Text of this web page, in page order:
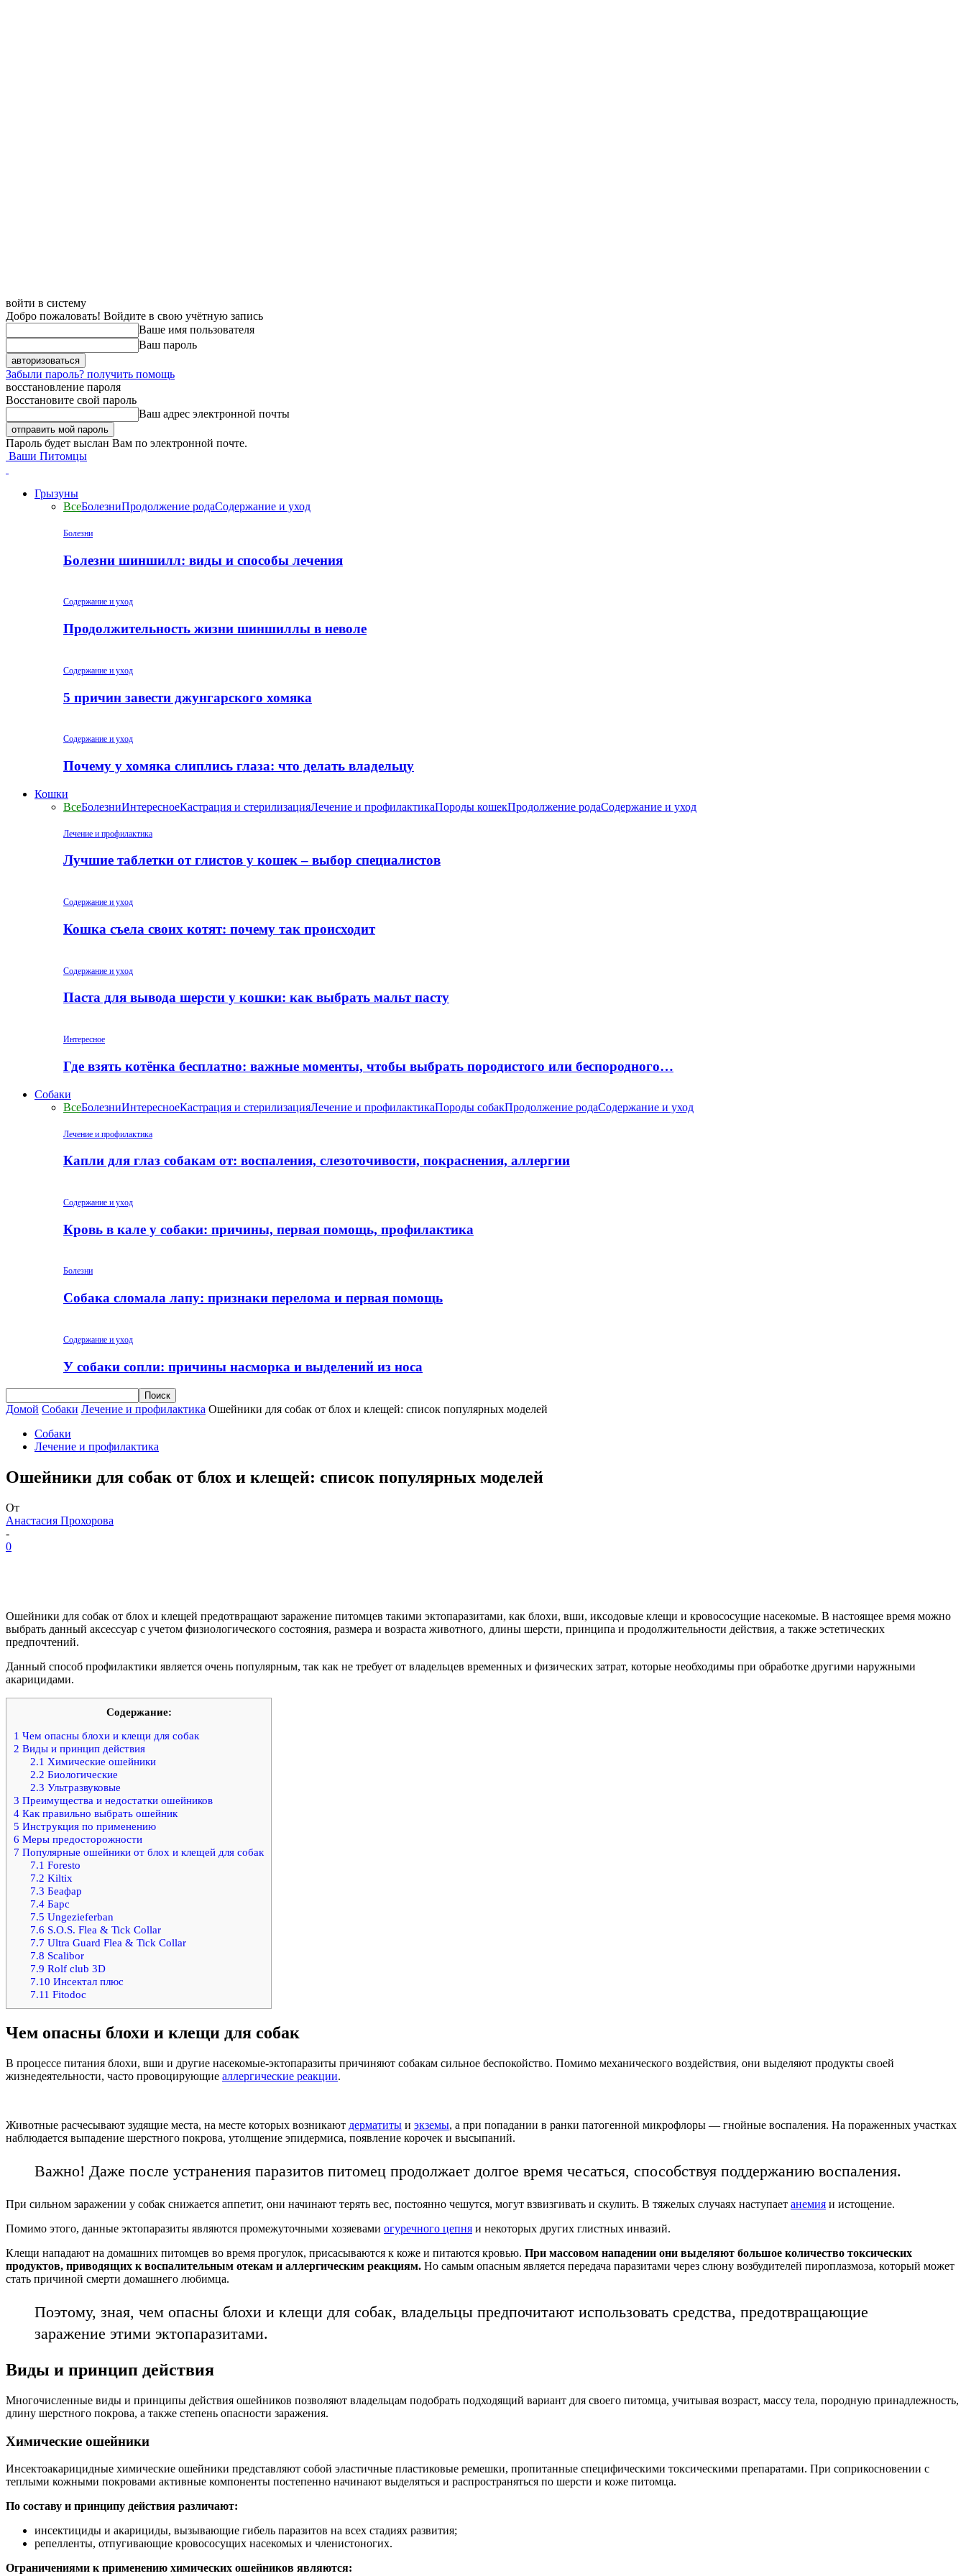
войти в систему
Добро пожаловать! Войдите в свою учётную запись
Ваше имя пользователя
Ваш пароль
Забыли пароль? получить помощь
восстановление пароля
Восстановите свой пароль
Ваш адрес электронной почты
Пароль будет выслан Вам по электронной почте.
Ваши Питомцы
Грызуны
ВсеБолезниПродолжение родаСодержание и уход
Болезни
Болезни шиншилл: виды и способы лечения
Содержание и уход
Продолжительность жизни шиншиллы в неволе
Содержание и уход
5 причин завести джунгарского хомяка
Содержание и уход
Почему у хомяка слиплись глаза: что делать владельцу
Кошки
ВсеБолезниИнтересноеКастрация и стерилизацияЛечение и профилактикаПороды кошекПродолжение родаСодержание и уход
Лечение и профилактика
Лучшие таблетки от глистов у кошек – выбор специалистов
Содержание и уход
Кошка съела своих котят: почему так происходит
Содержание и уход
Паста для вывода шерсти у кошки: как выбрать мальт пасту
Интересное
Где взять котёнка бесплатно: важные моменты, чтобы выбрать породистого или беспородного…
Собаки
ВсеБолезниИнтересноеКастрация и стерилизацияЛечение и профилактикаПороды собакПродолжение родаСодержание и уход
Лечение и профилактика
Капли для глаз собакам от: воспаления, слезоточивости, покраснения, аллергии
Содержание и уход
Кровь в кале у собаки: причины, первая помощь, профилактика
Болезни
Собака сломала лапу: признаки перелома и первая помощь
Содержание и уход
У собаки сопли: причины насморка и выделений из носа
Домой Собаки Лечение и профилактика Ошейники для собак от блох и клещей: список популярных моделей
Собаки
Лечение и профилактика
Ошейники для собак от блох и клещей: список популярных моделей
От
Анастасия Прохорова
-
0
Ошейники для собак от блох и клещей предотвращают заражение питомцев такими эктопаразитами, как блохи, вши, иксодовые клещи и кровососущие насекомые. В настоящее время можно
выбрать данный аксессуар с учетом физиологического состояния, размера и возраста животного, длины шерсти, принципа и продолжительности действия, а также эстетических
предпочтений.
Данный способ профилактики является очень популярным, так как не требует от владельцев временных и физических затрат, которые необходимы при обработке другими наружными
акарицидами.
Содержание:
1 Чем опасны блохи и клещи для собак
2 Виды и принцип действия
2.1 Химические ошейники
2.2 Биологические
2.3 Ультразвуковые
3 Преимущества и недостатки ошейников
4 Как правильно выбрать ошейник
5 Инструкция по применению
6 Меры предосторожности
7 Популярные ошейники от блох и клещей для собак
7.1 Foresto
7.2 Kiltix
7.3 Беафар
7.4Барс
7.5 Ungezieferban
7.6 S.O.S. Flea & Tick Collar
7.7 Ultra Guard Flea & Tick Collar
7.8 Scalibor
7.9 Rolf club 3D
7.10 Инсектал плюс
7.11 Fitodoc
Чем опасны блохи и клещи для собак
В процессе питания блохи, вши и другие насекомые-эктопаразиты причиняют собакам сильное беспокойство. Помимо механического воздействия, они выделяют продукты своей
жизнедеятельности, часто провоцирующие аллергические реакции.
Животные расчесывают зудящие места, на месте которых возникают дерматиты и экземы, а при попадании в ранки патогенной микрофлоры — гнойные воспаления. На пораженных участках
наблюдается выпадение шерстного покрова, утолщение эпидермиса, появление корочек и высыпаний.
Важно! Даже после устранения паразитов питомец продолжает долгое время чесаться, способствуя поддержанию воспаления.
При сильном заражении у собак снижается аппетит, они начинают терять вес, постоянно чешутся, могут взвизгивать и скулить. В тяжелых случаях наступает анемия и истощение.
Помимо этого, данные эктопаразиты являются промежуточными хозяевами огуречного цепня и некоторых других глистных инвазий.
Клещи нападают на домашних питомцев во время прогулок, присасываются к коже и питаются кровью. При массовом нападении они выделяют большое количество токсических
продуктов, приводящих к воспалительным отекам и аллергическим реакциям. Но самым опасным является передача паразитами через слюну возбудителей пироплазмоза, который может
стать причиной смерти домашнего любимца.
Поэтому, зная, чем опасны блохи и клещи для собак, владельцы предпочитают использовать средства, предотвращающие
заражение этими эктопаразитами.
Виды и принцип действия
Многочисленные виды и принципы действия ошейников позволяют владельцам подобрать подходящий вариант для своего питомца, учитывая возраст, массу тела, породную принадлежность,
длину шерстного покрова, а также степень опасности заражения.
Химические ошейники
Инсектоакарицидные химические ошейники представляют собой эластичные пластиковые ремешки, пропитанные специфическими токсическими препаратами. При соприкосновении с
теплыми кожными покровами активные компоненты постепенно начинают выделяться и распространяться по шерсти и коже питомца.
По составу и принципу действия различают:
инсектициды и акарициды, вызывающие гибель паразитов на всех стадиях развития;
репелленты, отпугивающие кровососущих насекомых и членистоногих.
Ограничениями к применению химических ошейников являются: